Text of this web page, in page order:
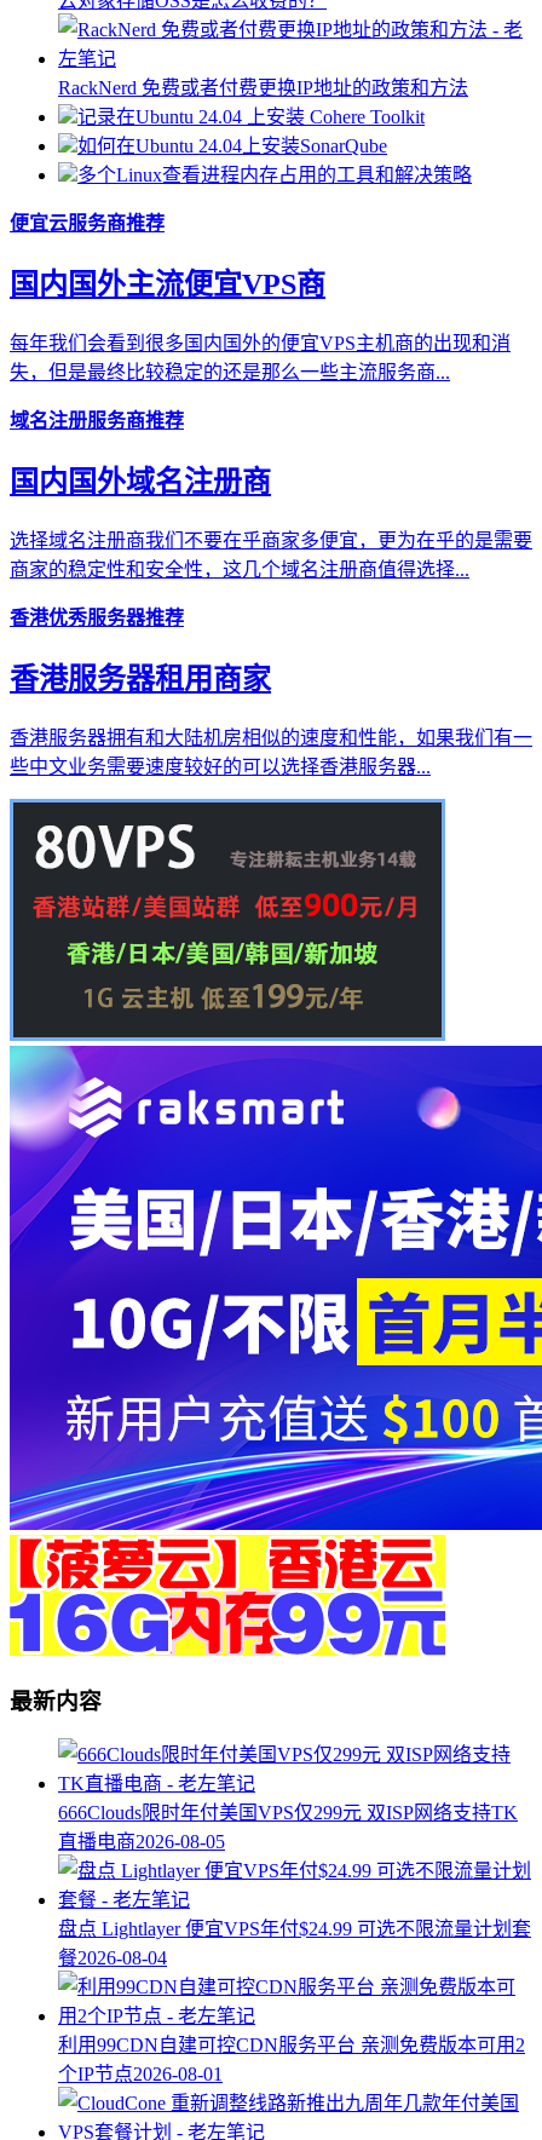
RackNerd 免费或者付费更换IP地址的政策和方法
记录在Ubuntu 24.04 上安装 Cohere Toolkit
如何在Ubuntu 24.04上安装SonarQube
多个Linux查看进程内存占用的工具和解决策略
便宜云服务商推荐
国内国外主流便宜VPS商
每年我们会看到很多国内国外的便宜VPS主机商的出现和消
失，但是最终比较稳定的还是那么一些主流服务商...
域名注册服务商推荐
国内国外域名注册商
选择域名注册商我们不要在乎商家多便宜，更为在乎的是需要
商家的稳定性和安全性，这几个域名注册商值得选择...
香港优秀服务器推荐
香港服务器租用商家
香港服务器拥有和大陆机房相似的速度和性能，如果我们有一
些中文业务需要速度较好的可以选择香港服务器...
最新内容
666Clouds限时年付美国VPS仅299元 双ISP网络支持TK
直播电商2026-08-05
盘点 Lightlayer 便宜VPS年付$24.99 可选不限流量计划套
餐2026-08-04
利用99CDN自建可控CDN服务平台 亲测免费版本可用2
个IP节点2026-08-01